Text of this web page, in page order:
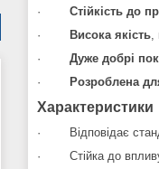
·
Стійкість до
·
Висока якість,
·
Дуже добрі
·
Розроблена
Характеристики
· Відповідає
·
Стійка до